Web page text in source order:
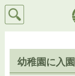
検索
幼稚園に入